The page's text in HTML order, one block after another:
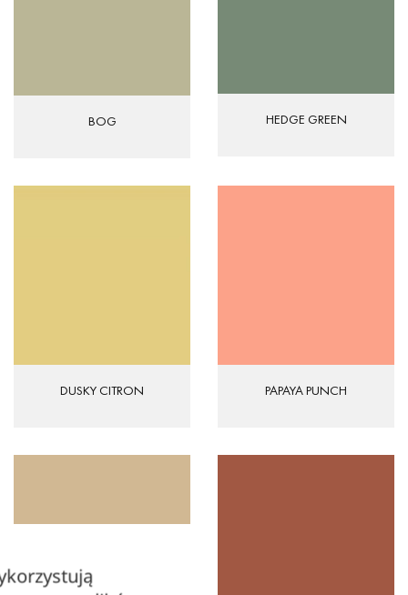
BOG HEDGE GREEN
DUSKY CITRON PAPAYA PUNCH